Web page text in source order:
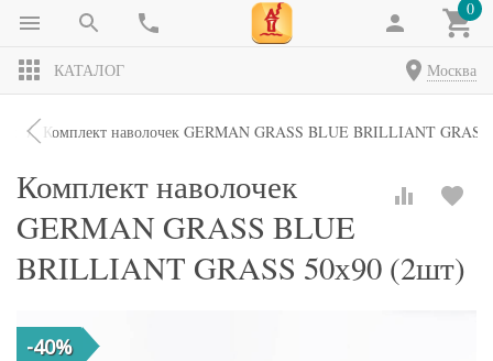
0
КАТАЛОГ Москва
Комплект наволочек GERMAN GRASS BLUE BRILLIANT
Комплект наволочек
GERMAN GRASS BLUE
BRILLIANT GRASS 50х90 (2шт)
-40%